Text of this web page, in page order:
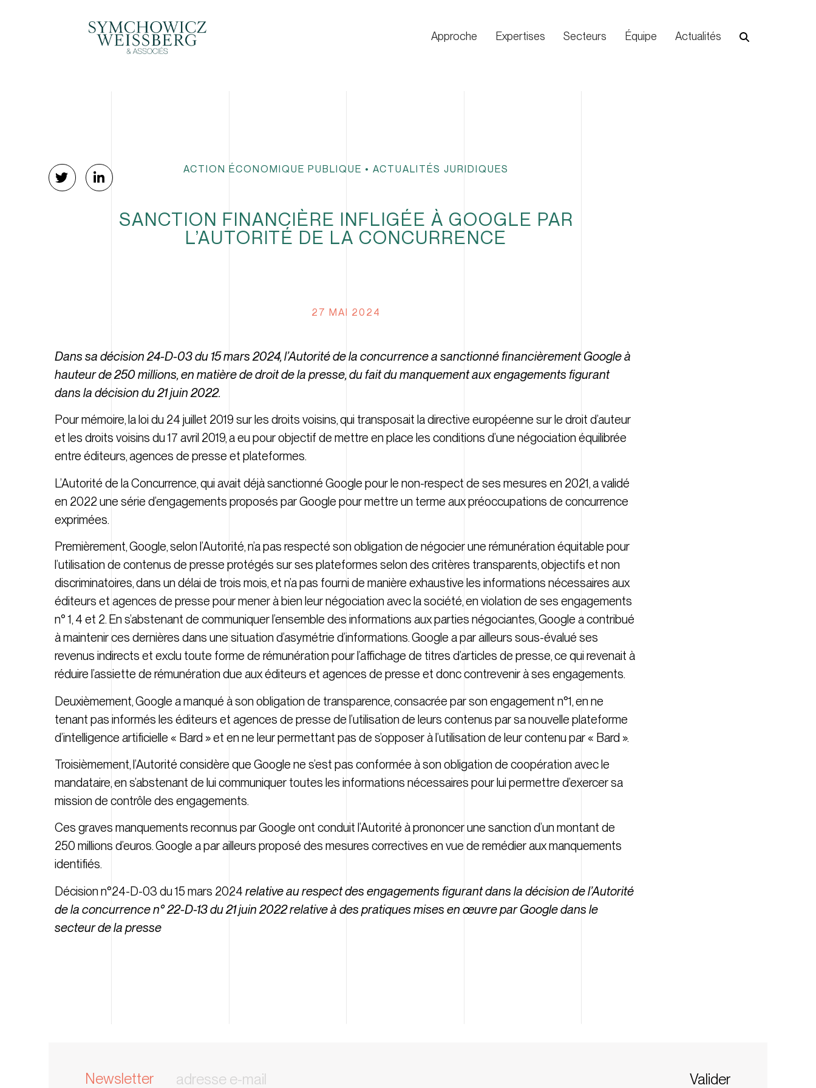
Approche Expertises Secteurs Équipe Actualités
ACTION ÉCONOMIQUE PUBLIQUE • ACTUALITÉS JURIDIQUES
SANCTION FINANCIÈRE INFLIGÉE À GOOGLE PAR
L’AUTORITÉ DE LA CONCURRENCE
27 MAI 2024
Dans sa décision 24-D-03 du 15 mars 2024, l’Autorité de la concurrence a sanctionné financièrement Google à
hauteur de 250 millions, en matière de droit de la presse, du fait du manquement aux engagements figurant
dans la décision du 21 juin 2022.
Pour mémoire, la loi du 24 juillet 2019 sur les droits voisins, qui transposait la directive européenne sur le droit d’auteur
et les droits voisins du 17 avril 2019, a eu pour objectif de mettre en place les conditions d’une négociation équilibrée
entre éditeurs, agences de presse et plateformes.
L’Autorité de la Concurrence, qui avait déjà sanctionné Google pour le non-respect de ses mesures en 2021, a validé
en 2022 une série d’engagements proposés par Google pour mettre un terme aux préoccupations de concurrence
exprimées.
Premièrement, Google, selon l’Autorité, n’a pas respecté son obligation de négocier une rémunération équitable pour
l’utilisation de contenus de presse protégés sur ses plateformes selon des critères transparents, objectifs et non
discriminatoires, dans un délai de trois mois, et n’a pas fourni de manière exhaustive les informations nécessaires aux
éditeurs et agences de presse pour mener à bien leur négociation avec la société, en violation de ses engagements
n° 1, 4 et 2. En s’abstenant de communiquer l’ensemble des informations aux parties négociantes, Google a contribué
à maintenir ces dernières dans une situation d’asymétrie d’informations. Google a par ailleurs sous-évalué ses
revenus indirects et exclu toute forme de rémunération pour l’affichage de titres d’articles de presse, ce qui revenait à
réduire l’assiette de rémunération due aux éditeurs et agences de presse et donc contrevenir à ses engagements.
Deuxièmement, Google a manqué à son obligation de transparence, consacrée par son engagement n°1, en ne
tenant pas informés les éditeurs et agences de presse de l’utilisation de leurs contenus par sa nouvelle plateforme
d’intelligence artificielle « Bard » et en ne leur permettant pas de s’opposer à l’utilisation de leur contenu par « Bard ».
Troisièmement, l’Autorité considère que Google ne s’est pas conformée à son obligation de coopération avec le
mandataire, en s’abstenant de lui communiquer toutes les informations nécessaires pour lui permettre d’exercer sa
mission de contrôle des engagements.
Ces graves manquements reconnus par Google ont conduit l’Autorité à prononcer une sanction d’un montant de
250 millions d’euros. Google a par ailleurs proposé des mesures correctives en vue de remédier aux manquements
identifiés.
Décision n°24-D-03 du 15 mars 2024 relative au respect des engagements figurant dans la décision de l’Autorité
de la concurrence n° 22-D-13 du 21 juin 2022 relative à des pratiques mises en œuvre par Google dans le
secteur de la presse
Newsletter Valider